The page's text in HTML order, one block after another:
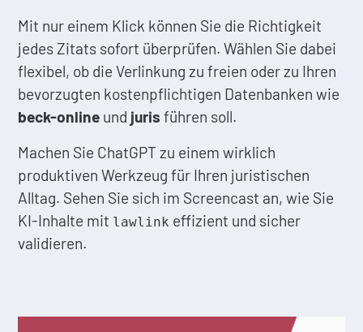
Mit nur einem Klick können Sie die Richtigkeit
jedes Zitats sofort überprüfen. Wählen Sie dabei
flexibel, ob die Verlinkung zu freien oder zu Ihren
bevorzugten kostenpflichtigen Datenbanken wie
beck-online und juris führen soll.
Machen Sie ChatGPT zu einem wirklich
produktiven Werkzeug für Ihren juristischen
Alltag. Sehen Sie sich im Screencast an, wie Sie
KI-Inhalte mit lawlink effizient und sicher
validieren.